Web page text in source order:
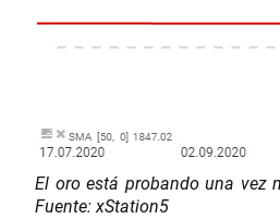
El oro está probando una vez
Fuente: xStation5